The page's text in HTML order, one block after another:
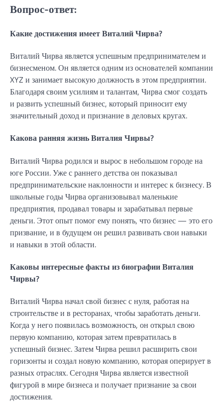
Вопрос-ответ:
Какие достижения имеет Виталий Чирва?
Виталий Чирва является успешным предпринимателем и
бизнесменом. Он является одним из основателей компании
XYZ и занимает высокую должность в этом предприятии.
Благодаря своим усилиям и талантам, Чирва смог создать
и развить успешный бизнес, который приносит ему
значительный доход и признание в деловых кругах.
Какова ранняя жизнь Виталия Чирвы?
Виталий Чирва родился и вырос в небольшом городе на
юге России. Уже с раннего детства он показывал
предпринимательские наклонности и интерес к бизнесу. В
школьные годы Чирва организовывал маленькие
предприятия, продавал товары и зарабатывал первые
деньги. Этот опыт помог ему понять, что бизнес — это его
призвание, и в будущем он решил развивать свои навыки
и навыки в этой области.
Каковы интересные факты из биографии Виталия
Чирвы?
Виталий Чирва начал свой бизнес с нуля, работая на
строительстве и в ресторанах, чтобы заработать деньги.
Когда у него появилась возможность, он открыл свою
первую компанию, которая затем превратилась в
успешный бизнес. Затем Чирва решил расширить свои
горизонты и создал новую компанию, которая оперирует в
разных отраслях. Сегодня Чирва является известной
фигурой в мире бизнеса и получает признание за свои
достижения.